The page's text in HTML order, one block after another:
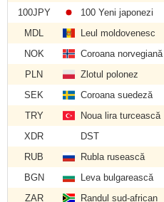
100JPY
100 Yeni japonezi
MDL
Leul moldovenesc
NOK
Coroana norvegiană
PLN
Zlotul polonez
SEK
Coroana suedeză
TRY
Noua lira turcească
XDR
DST
RUB
Rubla rusească
BGN
Leva bulgarească
ZAR
Randul sud-african